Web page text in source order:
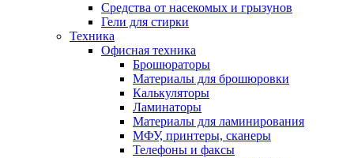
Средства от насекомых и грызунов
Гели для стирки
Техника
Офисная техника
Брошюраторы
Материалы для брошюровки
Калькуляторы
Ламинаторы
Материалы для ламинирования
МФУ, принтеры, сканеры
Телефоны и факсы